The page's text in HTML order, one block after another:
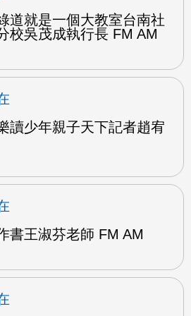
道就是一個大教室台南社
校吳茂成執行長 FM AM
讀少年親子天下記者趙宥
書王淑芬老師 FM AM